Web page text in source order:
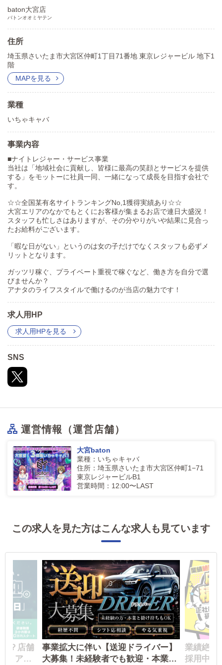
baton大宮店
バトンオオミヤテン
住所
埼玉県さいたま市大宮区仲町1丁目71番地 東京レジャービル 地下1
階
MAPを見る
業種
いちゃキャバ
事業内容
■ナイトレジャー・サービス事業
当社は「地域社会に貢献し、皆様に最高の笑顔とサービスを提供
する」をモットーに社員一同、一緒になって成長を目指す会社で
す。
☆☆全国某有名サイトランキングNo,1獲得実績あり☆☆
大宮エリアのなかでもとくにお客様が集まるお店で連日大盛況！
スタッフも忙しさはありますが、その分やりがいや結果に見合っ
たお給料がございます。
「暇な日がない」というのは女の子だけでなくスタッフも必ずメ
リットとなります。
ガッツリ稼ぐ、プライベート重視で稼ぐなど、働き方を自分で選
びませんか？
アナタのライフスタイルで働けるのが当店の魅力です！
求人用HP
求人用HPを見る
SNS
運営情報（運営店舗）
大宮baton
業種：いちゃキャバ
住所：埼玉県さいたま市大宮区仲町1−71
東京レジャービルB1
営業時間：12:00〜LAST
この求人を見た方はこんな求人も見ています
？店舗
・アル
事業拡大に伴い【送迎ドライバー】
大募集！未経験者でも歓迎・本業と
業績絶好
採用中!!